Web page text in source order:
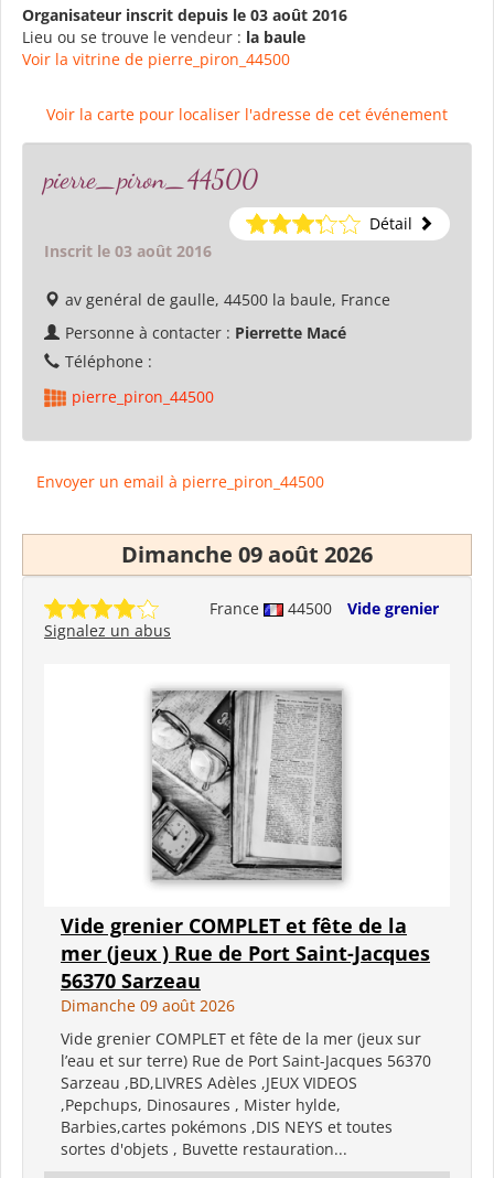
Organisateur inscrit depuis le 03 août 2016
Lieu ou se trouve le vendeur : la baule
Voir la vitrine de pierre_piron_44500
Voir la carte pour localiser l'adresse de cet événement
pierre_piron_44500
Détail
Inscrit le 03 août 2016
av genéral de gaulle, 44500 la baule, France
Personne à contacter : Pierrette Macé
Téléphone :
pierre_piron_44500
Envoyer un email à pierre_piron_44500
Dimanche 09 août 2026
France 44500
Vide grenier
Signalez un abus
Vide grenier COMPLET et fête de la
mer (jeux ) Rue de Port Saint-Jacques
56370 Sarzeau
Dimanche 09 août 2026
Vide grenier COMPLET et fête de la mer (jeux sur
l’eau et sur terre) Rue de Port Saint-Jacques 56370
Sarzeau ,BD,LIVRES Adèles ,JEUX VIDEOS
,Pepchups, Dinosaures , Mister hylde,
Barbies,cartes pokémons ,DIS NEYS et toutes
sortes d'objets , Buvette restauration...